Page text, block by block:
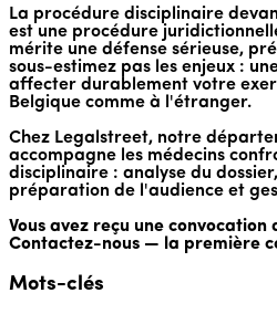
La procédure disciplinaire
est une procédure
mérite une défense sérieuse,
sous-estimez pas les enjeux :
affecter durablement votre
Belgique comme à l'étranger.
Chez Legalstreet, notre
accompagne les médecins
disciplinaire : analyse du
préparation de l'audience et
Vous avez reçu une
Contactez-nous — la première
Mots-clés